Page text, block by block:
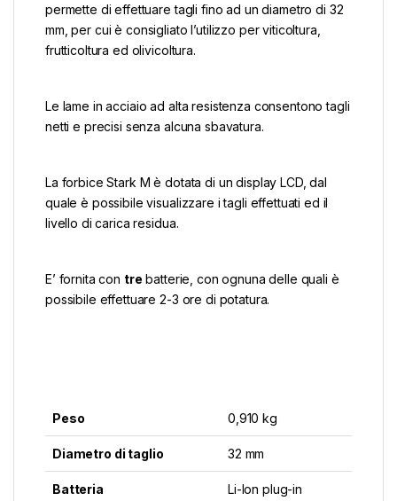
permette di effettuare tagli fino ad un diametro di 32
mm, per cui è consigliato l’utilizzo per viticoltura,
frutticoltura ed olivicoltura.
Le lame in acciaio ad alta resistenza consentono tagli
netti e precisi senza alcuna sbavatura.
La forbice Stark M è dotata di un display LCD, dal
quale è possibile visualizzare i tagli effettuati ed il
livello di carica residua.
E’ fornita con tre batterie, con ognuna delle quali è
possibile effettuare 2-3 ore di potatura.
Peso 0,910 kg
Diametro di taglio 32 mm
Batteria Li-Ion plug-in